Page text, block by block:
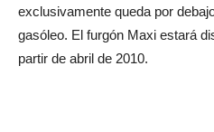
exclusivamente queda por
gasóleo. El furgón Maxi estará
partir de abril de 2010.